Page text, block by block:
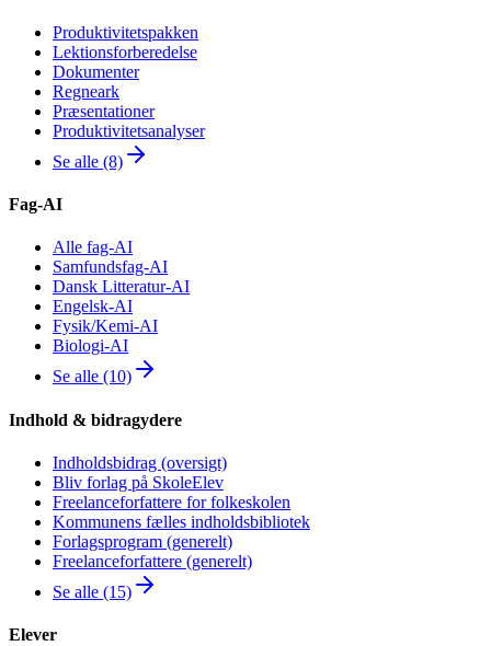
Produktivitetspakken
Lektionsforberedelse
Dokumenter
Regneark
Præsentationer
Produktivitetsanalyser
Se alle (8)
Fag-AI
Alle fag-AI
Samfundsfag-AI
Dansk Litteratur-AI
Engelsk-AI
Fysik/Kemi-AI
Biologi-AI
Se alle (10)
Indhold & bidragydere
Indholdsbidrag (oversigt)
Bliv forlag på SkoleElev
Freelanceforfattere for folkeskolen
Kommunens fælles indholdsbibliotek
Forlagsprogram (generelt)
Freelanceforfattere (generelt)
Se alle (15)
Elever